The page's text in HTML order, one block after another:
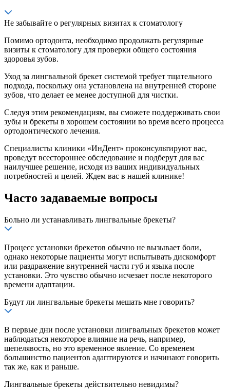
Не забывайте о регулярных визитах к стоматологу
Помимо ортодонта, необходимо продолжать регулярные
визиты к стоматологу для проверки общего состояния
здоровья зубов.
Уход за лингвальной брекет системой требует тщательного
подхода, поскольку она установлена на внутренней стороне
зубов, что делает ее менее доступной для чистки.
Следуя этим рекомендациям, вы сможете поддерживать свои
зубы и брекеты в хорошем состоянии во время всего процесса
ортодонтического лечения.
Специалисты клиники «ИнДент» проконсультируют вас,
проведут всестороннее обследование и подберут для вас
наилучшее решение, исходя из ваших индивидуальных
потребностей и целей. Ждем вас в нашей клинике!
Часто задаваемые вопросы
Больно ли устанавливать лингвальные брекеты?
Процесс установки брекетов обычно не вызывает боли,
однако некоторые пациенты могут испытывать дискомфорт
или раздражение внутренней части губ и языка после
установки. Это чувство обычно исчезает после некоторого
времени адаптации.
Будут ли лингвальные брекеты мешать мне говорить?
В первые дни после установки лингвальных брекетов может
наблюдаться некоторое влияние на речь, например,
шепелявость, но это временное явление. Со временем
большинство пациентов адаптируются и начинают говорить
так же, как и раньше.
Лингвальные брекеты действительно невидимы?